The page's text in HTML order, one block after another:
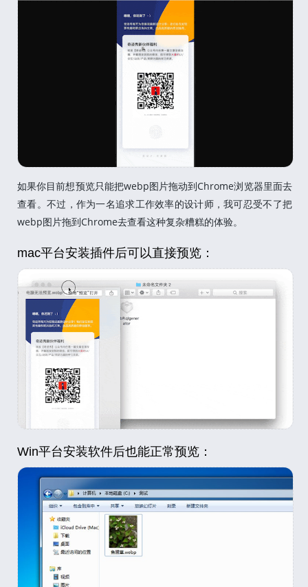
如果你目前想预览只能把webp图片拖动到Chrome浏览器里面去
查看。不过，作为一名追求工作效率的设计师，我可忍受不了把
webp图片拖到Chrome去查看这种复杂糟糕的体验。
mac平台安装插件后可以直接预览：
Win平台安装软件后也能正常预览：